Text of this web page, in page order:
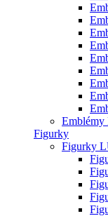
Figurky
Figurky